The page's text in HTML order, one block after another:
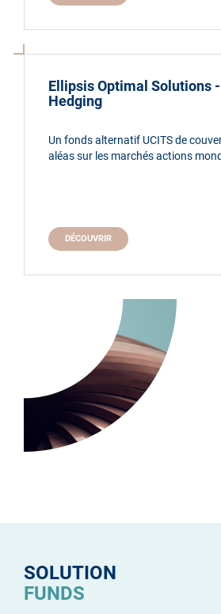
Ellipsis Optimal Solutions
Hedging
Un fonds alternatif UCITS de
aléas sur les marchés actions
DÉCOUVRIR
SOLUTION
FUNDS